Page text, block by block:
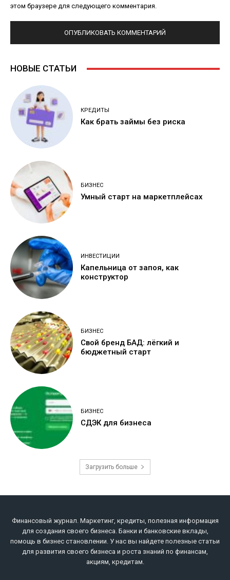
этом браузере для следующего комментария.
НОВЫЕ СТАТЬИ
КРЕДИТЫ
Как брать займы без риска
БИЗНЕС
Умный старт на маркетплейсах
ИНВЕСТИЦИИ
Капельница от запоя, как
конструктор
БИЗНЕС
Свой бренд БАД: лёгкий и
бюджетный старт
БИЗНЕС
СДЭК для бизнеса
Загрузить больше
Финансовый журнал. Маркетинг, кредиты, полезная информация
для создания своего бизнеса. Банки и банковские вклады,
помощь в бизнес становлении. У нас вы найдете полезные статьи
для развития своего бизнеса и роста знаний по финансам,
акциям, кредитам.